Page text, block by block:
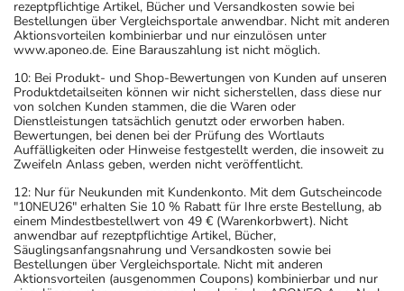
Eine vom Arzt verordnete Dosierung kann von den
Angaben der Packungsbeilage abweichen. Da der Arzt sie
individuell abstimmt, sollten Sie das Arzneimittel daher
nach seinen Anweisungen anwenden.
Aufbewahrung
Wichtige Hinweise
Was sollten Sie beachten?
- Geben Sie vor einer Operation - dazu zählen auch
kleinere Eingriffe wie z.B. das Ziehen eines Zahnes - die
Einnahme/Anwendung des Arzneimittels an, da die
rezeptpflichtige Artikel, Bücher und Versandkosten sowie bei
Bestellungen über Vergleichsportale anwendbar. Nicht mit anderen
Aktionsvorteilen kombinierbar und nur einzulösen unter
www.aponeo.de. Eine Barauszahlung ist nicht möglich.
10: Bei Produkt- und Shop-Bewertungen von Kunden auf unseren
Produktdetailseiten können wir nicht sicherstellen, dass diese nur
von solchen Kunden stammen, die die Waren oder
Dienstleistungen tatsächlich genutzt oder erworben haben.
Bewertungen, bei denen bei der Prüfung des Wortlauts
Auffälligkeiten oder Hinweise festgestellt werden, die insoweit zu
Zweifeln Anlass geben, werden nicht veröffentlicht.
12: Nur für Neukunden mit Kundenkonto. Mit dem Gutscheincode
"10NEU26" erhalten Sie 10 % Rabatt für Ihre erste Bestellung, ab
einem Mindestbestellwert von 49 € (Warenkorbwert). Nicht
anwendbar auf rezeptpflichtige Artikel, Bücher,
Säuglingsanfangsnahrung und Versandkosten sowie bei
Bestellungen über Vergleichsportale. Nicht mit anderen
Aktionsvorteilen (ausgenommen Coupons) kombinierbar und nur